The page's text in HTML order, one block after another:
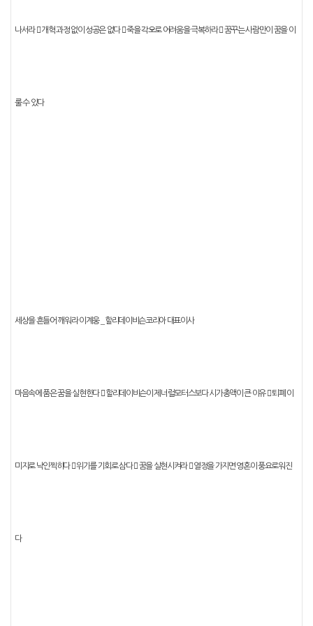
나서라 개혁 과정 없이 성공은 없다 󰠐죽을 각오로 어려움을 극복하라 꿈꾸는 사람만이 꿈을 이
룰 수 있다
세상을 흔들어 깨워라이계웅 할리데이비슨코리아 대표이사
마음속에 품은 꿈을 실현한다 할리데이비슨이 제너럴모터스보다 시가총액이 큰 이유 󰠐퇴폐 이
미지로 낙인찍히다 󰠐위기를 기회로 삼다 꿈을 실현시켜라 열정을 가지면 영혼이 풍요로워진
다